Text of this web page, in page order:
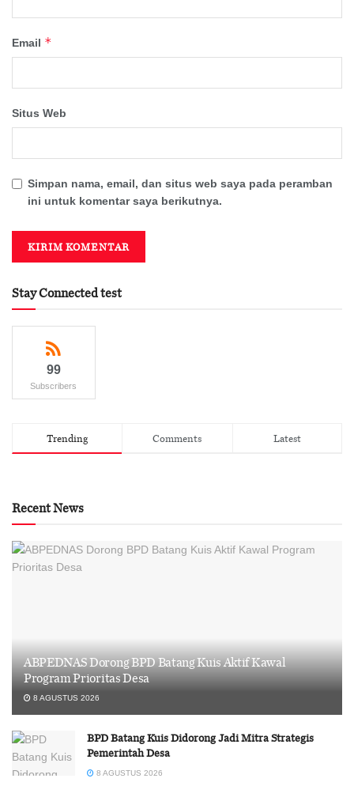
Email *
Situs Web
Simpan nama, email, dan situs web saya pada peramban
ini untuk komentar saya berikutnya.
Stay Connected test
99
Subscribers
Trending Comments Latest
Recent News
ABPEDNAS Dorong BPD Batang Kuis Aktif Kawal
Program Prioritas Desa
8 AGUSTUS 2026
BPD Batang Kuis Didorong Jadi Mitra Strategis
Pemerintah Desa
8 AGUSTUS 2026